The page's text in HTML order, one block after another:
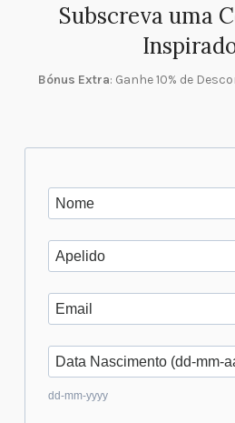
Subscreva uma
Bónus Extra: Ganhe 10% de
dd-mm-yyyy